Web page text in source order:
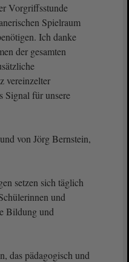
Vorgriffsstunde
Spielraum
Ich danke
der gesamten
vereinzelter
Signal für unsere
von Jörg Bernstein,
setzen sich täglich
und
Bildung und
das pädagogisch und